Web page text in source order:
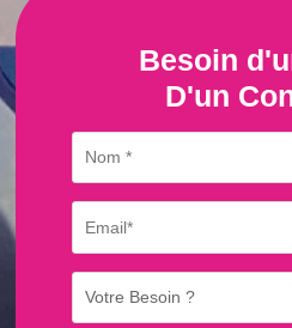
Besoin
D'un